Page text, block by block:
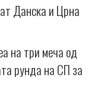
Данска и Црна
на три меча од
рунда на СП за